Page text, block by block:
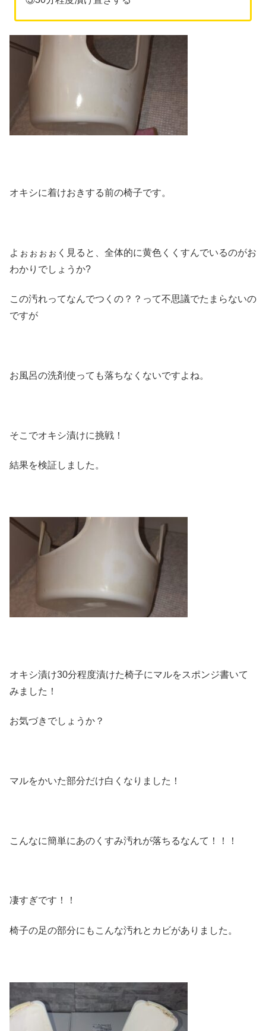
オキシに着けおきする前の椅子です。
よぉぉぉぉく見ると、全体的に黄色くくすんでいるのがお
わかりでしょうか?
この汚れってなんでつくの？？って不思議でたまらないの
ですが
お風呂の洗剤使っても落ちなくないですよね。
そこでオキシ漬けに挑戦！
結果を検証しました。
オキシ漬け30分程度漬けた椅子にマルをスポンジ書いて
みました！
お気づきでしょうか？
マルをかいた部分だけ白くなりました！
こんなに簡単にあのくすみ汚れが落ちるなんて！！！
凄すぎです！！
椅子の足の部分にもこんな汚れとカビがありました。